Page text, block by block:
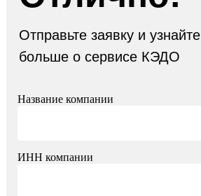
Отправьте заявку и узнайте
больше о сервисе КЭДО
Название компании
ИНН компании